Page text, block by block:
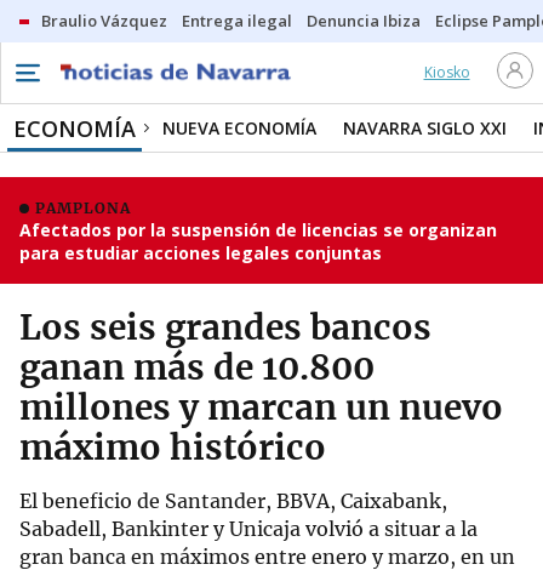
Braulio Vázquez Entrega ilegal Denuncia Ibiza Eclipse
Kiosko
ECONOMÍA NUEVA ECONOMÍA NAVARRA SIGLO XXI
PAMPLONA
Afectados por la suspensión de licencias se organizan
para estudiar acciones legales conjuntas
Los seis grandes bancos
ganan más de 10.800
millones y marcan un nuevo
máximo histórico
El beneficio de Santander, BBVA, Caixabank,
Sabadell, Bankinter y Unicaja volvió a situar a la
gran banca en máximos entre enero y marzo, en un